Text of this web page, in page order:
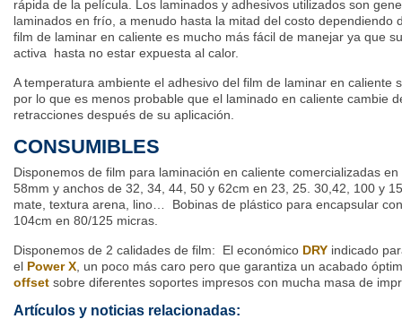
rápida de la película. Los laminados y adhesivos utilizados son
laminados en frío, a menudo hasta la mitad del costo dependiendo
film de laminar en caliente es mucho más fácil de manejar ya que
activa hasta no estar expuesta al calor.
A temperatura ambiente el adhesivo del film de laminar en caliente
por lo que es menos probable que el laminado en caliente cambie
retracciones después de su aplicación.
CONSUMIBLES
Disponemos de film para laminación en caliente comercializadas
58mm y anchos de 32, 34, 44, 50 y 62cm en 23, 25. 30,42, 100 y
mate, textura arena, lino… Bobinas de plástico para encapsular
104cm en 80/125 micras.
Disponemos de 2 calidades de film: El económico DRY indicado
el Power X , un poco más caro pero que garantiza un acabado
offset sobre diferentes soportes impresos con mucha masa de
Artículos y noticias relacionadas: